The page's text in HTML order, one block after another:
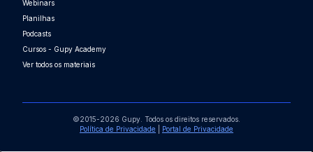
Webinars
Planilhas
Podcasts
Cursos - Gupy Academy
Ver todos os materiais
©2015-2026 Gupy. Todos os direitos reservados.
Política de Privacidade
Portal de Privacidade